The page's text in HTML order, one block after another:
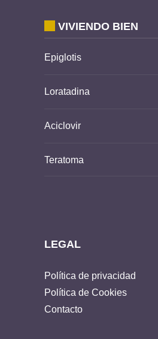
VIVIENDO BIEN
Epiglotis
Loratadina
Aciclovir
Teratoma
LEGAL
Política de privacidad
Política de Cookies
Contacto